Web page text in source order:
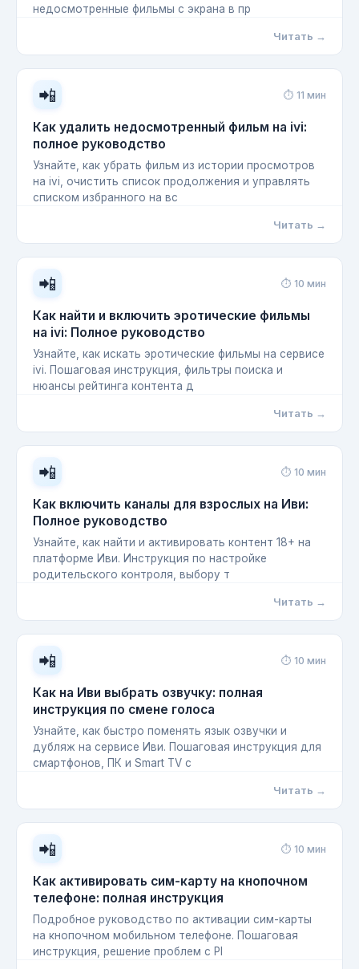
недосмотренные фильмы с экрана в пр
Читать →
📲 ⏱ 11 мин
Как удалить недосмотренный фильм на ivi:
полное руководство
Узнайте, как убрать фильм из истории просмотров
на ivi, очистить список продолжения и управлять
списком избранного на вс
Читать →
📲 ⏱ 10 мин
Как найти и включить эротические фильмы
на ivi: Полное руководство
Узнайте, как искать эротические фильмы на сервисе
ivi. Пошаговая инструкция, фильтры поиска и
нюансы рейтинга контента д
Читать →
📲 ⏱ 10 мин
Как включить каналы для взрослых на Иви:
Полное руководство
Узнайте, как найти и активировать контент 18+ на
платформе Иви. Инструкция по настройке
родительского контроля, выбору т
Читать →
📲 ⏱ 10 мин
Как на Иви выбрать озвучку: полная
инструкция по смене голоса
Узнайте, как быстро поменять язык озвучки и
дубляж на сервисе Иви. Пошаговая инструкция для
смартфонов, ПК и Smart TV с
Читать →
📲 ⏱ 10 мин
Как активировать сим-карту на кнопочном
телефоне: полная инструкция
Подробное руководство по активации сим-карты
на кнопочном мобильном телефоне. Пошаговая
инструкция, решение проблем с PI